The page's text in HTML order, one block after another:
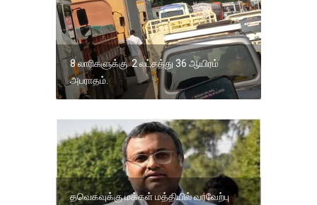
8 லாரிகளுக்கு 2 லட்சத்து 36 ஆயிரம்
அபராதம்.
தவெகவுக்கு மக்கள் மத்தியில் வரவேற்பு